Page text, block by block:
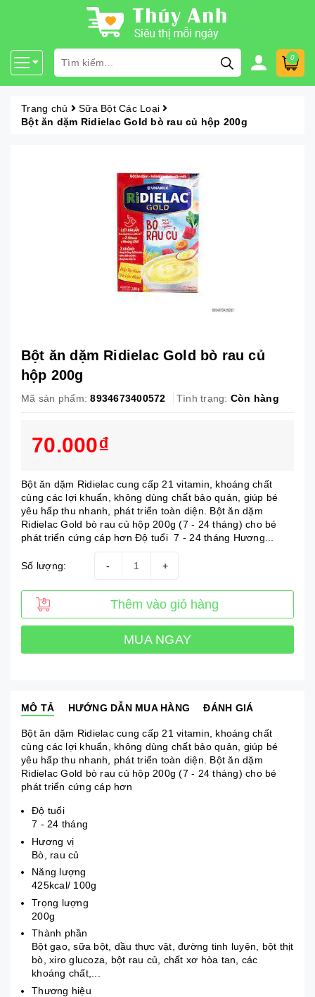
0
Trang chủ
Sữa Bột Các Loại
Bột ăn dặm Ridielac Gold bò rau củ hộp 200g
Bột ăn dặm Ridielac Gold bò rau củ
hộp 200g
Mã sản phẩm: 8934673400572 Tình trạng: Còn hàng
70.000₫
Bột ăn dặm Ridielac cung cấp 21 vitamin, khoáng chất
cùng các lợi khuẩn, không dùng chất bảo quản, giúp bé
yêu hấp thu nhanh, phát triển toàn diện. Bột ăn dặm
Ridielac Gold bò rau củ hộp 200g (7 - 24 tháng) cho bé
phát triển cứng cáp hơn Độ tuổi 7 - 24 tháng Hương...
Số lượng: +
-
Thêm vào giỏ hàng
MUA NGAY
MÔ TẢ HƯỚNG DẪN MUA HÀNG ĐÁNH GIÁ
Bột ăn dặm Ridielac cung cấp 21 vitamin, khoáng chất
cùng các lợi khuẩn, không dùng chất bảo quản, giúp bé
yêu hấp thu nhanh, phát triển toàn diện. Bột ăn dặm
Ridielac Gold bò rau củ hộp 200g (7 - 24 tháng) cho bé
phát triển cứng cáp hơn
Độ tuổi
7 - 24 tháng
Hương vị
Bò, rau củ
Năng lượng
425kcal/ 100g
Trọng lượng
200g
Thành phần
Bột gạo, sữa bột, dầu thực vật, đường tinh luyện, bột thịt
bò, xiro glucoza, bột rau củ, chất xơ hòa tan, các
khoáng chất,...
Thương hiệu